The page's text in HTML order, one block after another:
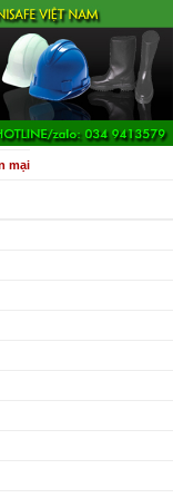
mại